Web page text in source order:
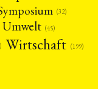
(32)
Umwelt (45)
Wirtschaft (199)